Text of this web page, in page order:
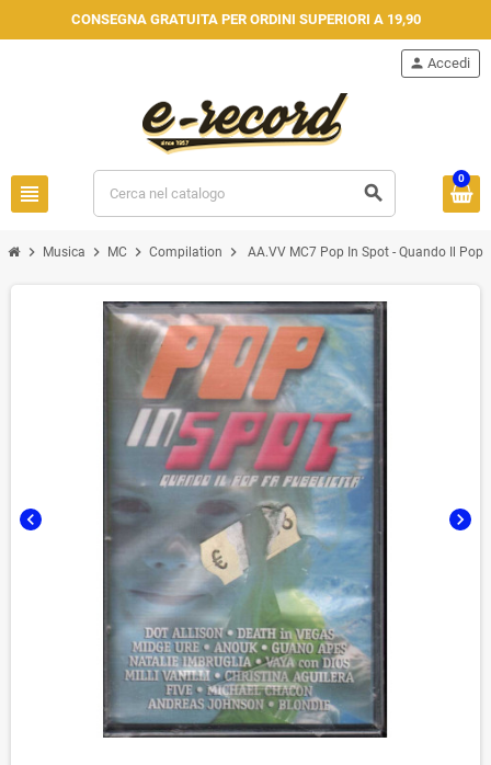
CONSEGNA GRATUITA PER ORDINI SUPERIORI A 19,90
view_headline search
person Accedi
0
chevron_right Musica chevron_right MC chevron_right Compilation chevron_right AA.VV ‎MC7 Pop In Spot - Quando Il
chevron_left chevron_right